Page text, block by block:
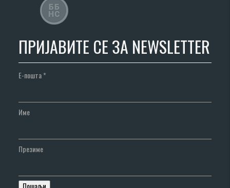
ПРИЈАВИТЕ СЕ ЗА NEWSLETTER
Е-пошта*
Име
Презиме